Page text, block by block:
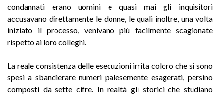
condannati erano uomini e quasi mai gli inquisitori
accusavano direttamente le donne, le quali inoltre, una volta
iniziato il processo, venivano più facilmente scagionate
rispetto ai loro colleghi.
La reale consistenza delle esecuzioni irrita coloro che si sono
spesi a sbandierare numeri palesemente esagerati, persino
composti da sette cifre. In realtà gli storici che studiano